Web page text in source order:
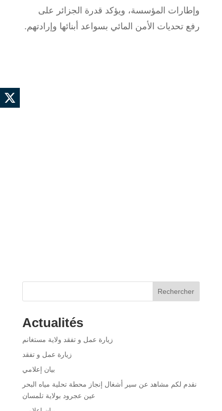
وإطارات المؤسسة، ويؤكد قدرة الجزائر على
رفع تحديات الأمن المائي بسواعد أبنائها وإرادتهم.
Rechercher
Actualités
زيارة عمل و تفقد ولاية مستغانم
زيارة عمل و تفقد
بيان إعلامي
نقدم لكم مشاهد عن سير أشغال إنجاز محطة تحلية مياه البحر
عين عجرود بولاية تلمسان